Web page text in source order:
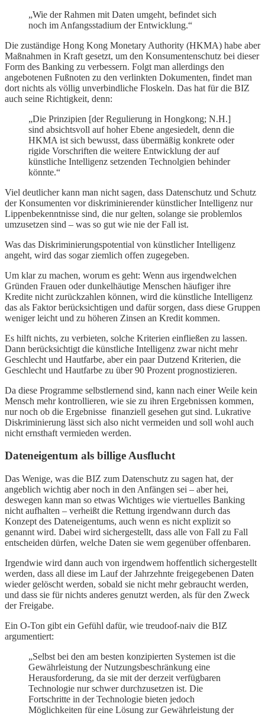
„Wie der Rahmen mit Daten umgeht, befindet sich
noch im Anfangsstadium der Entwicklung.“
Die zuständige Hong Kong Monetary Authority (HKMA) habe aber
Maßnahmen in Kraft gesetzt, um den Konsumentenschutz bei dieser
Form des Banking zu verbessern. Folgt man allerdings den
angebotenen Fußnoten zu den verlinkten Dokumenten, findet man
dort nichts als völlig unverbindliche Floskeln. Das hat für die BIZ
auch seine Richtigkeit, denn:
„Die Prinzipien [der Regulierung in Hongkong; N.H.]
sind absichtsvoll auf hoher Ebene angesiedelt, denn die
HKMA ist sich bewusst, dass übermäßig konkrete oder
rigide Vorschriften die weitere Entwicklung der auf
künstliche Intelligenz setzenden Technolgien behinder
könnte.“
Viel deutlicher kann man nicht sagen, dass Datenschutz und Schutz
der Konsumenten vor diskriminierender künstlicher Intelligenz nur
Lippenbekenntnisse sind, die nur gelten, solange sie problemlos
umzusetzen sind – was so gut wie nie der Fall ist.
Was das Diskriminierungspotential von künstlicher Intelligenz
angeht, wird das sogar ziemlich offen zugegeben.
Um klar zu machen, worum es geht: Wenn aus irgendwelchen
Gründen Frauen oder dunkelhäutige Menschen häufiger ihre
Kredite nicht zurückzahlen können, wird die künstliche Intelligenz
das als Faktor berücksichtigen und dafür sorgen, dass diese Gruppen
weniger leicht und zu höheren Zinsen an Kredit kommen.
Es hilft nichts, zu verbieten, solche Kriterien einfließen zu lassen.
Dann berücksichtigt die künstliche Intelligenz zwar nicht mehr
Geschlecht und Hautfarbe, aber ein paar Dutzend Kriterien, die
Geschlecht und Hautfarbe zu über 90 Prozent prognostizieren.
Da diese Programme selbstlernend sind, kann nach einer Weile kein
Mensch mehr kontrollieren, wie sie zu ihren Ergebnissen kommen,
nur noch ob die Ergebnisse finanziell gesehen gut sind. Lukrative
Diskriminierung lässt sich also nicht vermeiden und soll wohl auch
nicht ernsthaft vermieden werden.
Dateneigentum als billige Ausflucht
Das Wenige, was die BIZ zum Datenschutz zu sagen hat, der
angeblich wichtig aber noch in den Anfängen sei – aber hei,
deswegen kann man so etwas Wichtiges wie viertuelles Banking
nicht aufhalten – verheißt die Rettung irgendwann durch das
Konzept des Dateneigentums, auch wenn es nicht explizit so
genannt wird. Dabei wird sichergestellt, dass alle von Fall zu Fall
entscheiden dürfen, welche Daten sie wem gegenüber offenbaren.
Irgendwie wird dann auch von irgendwem hoffentlich sichergestellt
werden, dass all diese im Lauf der Jahrzehnte freigegebenen Daten
wieder gelöscht werden, sobald sie nicht mehr gebraucht werden,
und dass sie für nichts anderes genutzt werden, als für den Zweck
der Freigabe.
Ein O-Ton gibt ein Gefühl dafür, wie treudoof-naiv die BIZ
argumentiert:
„Selbst bei den am besten konzipierten Systemen ist die
Gewährleistung der Nutzungsbeschränkung eine
Herausforderung, da sie mit der derzeit verfügbaren
Technologie nur schwer durchzusetzen ist. Die
Fortschritte in der Technologie bieten jedoch
Möglichkeiten für eine Lösung zur Gewährleistung der